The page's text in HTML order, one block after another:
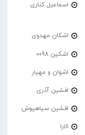
اسماعیل کناری
اشکان مهدوی
اشکین 0098
اشوان و مهیار
افشین آذری
افشین سیاهپوش
الارا